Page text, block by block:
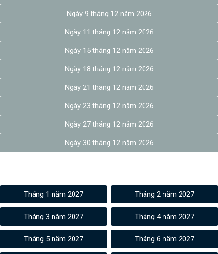
Ngày 9 tháng 12 năm 2026
Ngày 11 tháng 12 năm 2026
Ngày 15 tháng 12 năm 2026
Ngày 18 tháng 12 năm 2026
Ngày 21 tháng 12 năm 2026
Ngày 23 tháng 12 năm 2026
Ngày 27 tháng 12 năm 2026
Ngày 30 tháng 12 năm 2026
Tháng 1 năm 2027 Tháng 2 năm 2027
Tháng 3 năm 2027 Tháng 4 năm 2027
Tháng 5 năm 2027 Tháng 6 năm 2027